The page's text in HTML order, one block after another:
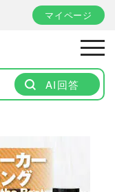
マイページ
AI回答